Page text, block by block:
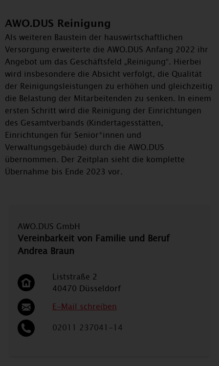
AWO.DUS Reinigung
Als weiteren Baustein der hauswirtschaftlichen
Versorgung erweiterte die AWO.DUS Anfang 2022 ihr
Angebot um das Geschäftsfeld „Reinigung“. Hierbei
wird insbesondere die Absicht verfolgt, die Qualität
der Reinigungsleistungen zu erhöhen und gleichzeitig
die Belastung der Mitarbeitenden zu senken. In einem
ersten Schritt wird die Reinigung der Einrichtungen
des Gesamtverbands (Kindertagesstätten,
Einrichtungen für Senior*innen und
Verwaltungsgebäude) durch die AWO.DUS
übernommen. Der Zeitplan sieht die komplette
Übernahme bis Ende 2023 vor.
AWO.DUS GmbH
Vereinbarkeit von Familie und Beruf
Andrea Braun
Liststraße 2
40470 Düsseldorf
E-Mail schreiben
02011 237041-14